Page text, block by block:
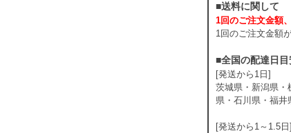
■送料に関して
1回のご注文金額
1回のご注文金額
■全国の配達日目
[発送から1日]
茨城県・新潟県・
県・石川県・福井
[発送から1～1.5日]